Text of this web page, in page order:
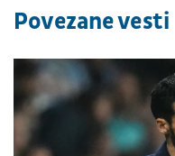
Povezane vesti